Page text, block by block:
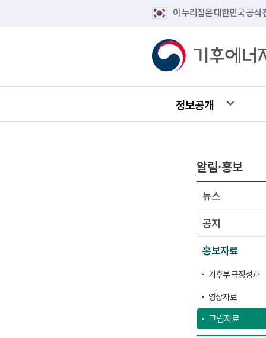
이 누리집은 대한민국 공식
정보공개
알림·홍보
뉴스
공지
홍보자료
기후부 국정성과
영상자료
그림자료